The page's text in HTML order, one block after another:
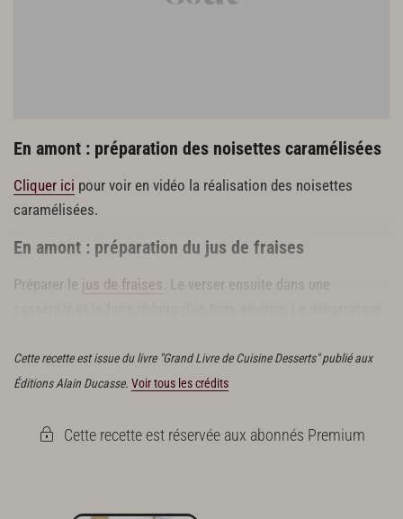
En amont : préparation des noisettes caramélisées
Cliquer ici pour voir en vidéo la réalisation des noisettes
caramélisées.
En amont : préparation du jus de fraises
Préparer le jus de fraises . Le verser ensuite dans une
Cette recette est issue du livre "Grand Livre de Cuisine Desserts" publié aux
Éditions Alain Ducasse. Voir tous les crédits
Cette recette est réservée aux abonnés Premium